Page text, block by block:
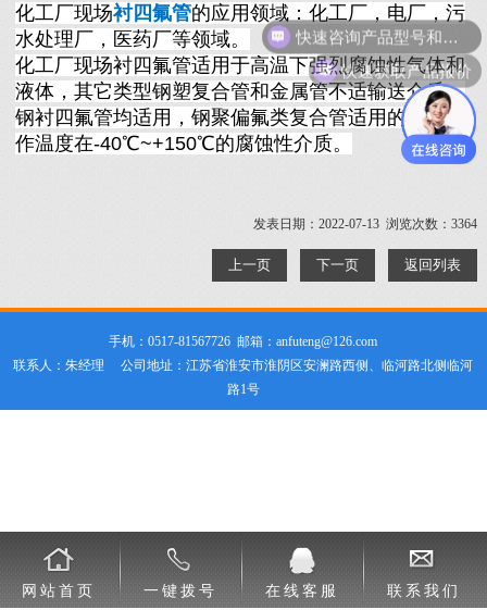
化工厂现场衬四氟管的应用领域：化工厂，电厂，污
水处理厂，医药厂等领域。
化工厂现场衬四氟管适用于高温下强烈腐蚀性气体和
液体，其它类型钢塑复合管和金属管不适输送介质，
钢衬四氟管均适用，钢聚偏氟类复合管适用的输送工
作温度在-40℃~+150℃的腐蚀性介质。
发表日期：2022-07-13 浏览次数：3364
上一页 下一页 返回列表
手机：0517-81567726 邮箱：anfuteng@126.com
联系人：朱经理 公司地址：江苏省淮安市淮阴区安澜路西侧、临河路北侧临河
路1号
网站首页 一键拨号 在线客服 联系我们
快速获取产品报价